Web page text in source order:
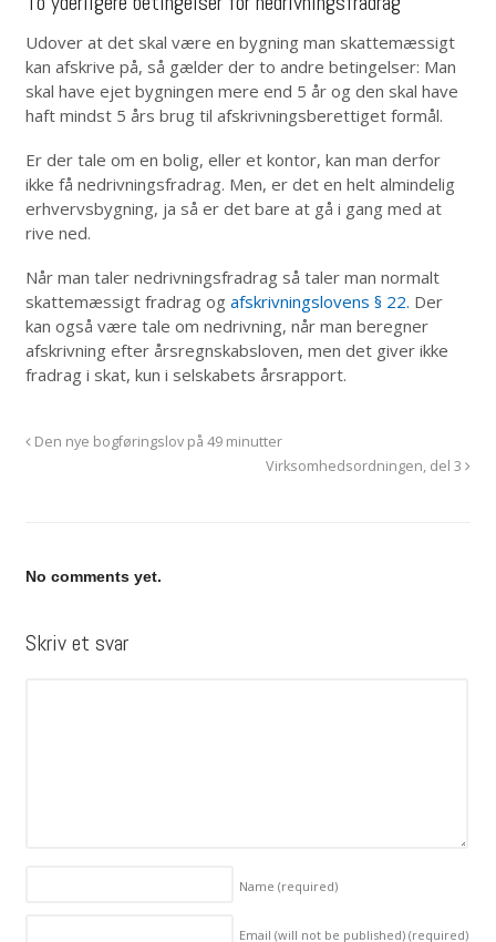
Udover at det skal være en bygning man skattemæssigt
kan afskrive på, så gælder der to andre betingelser: Man
skal have ejet bygningen mere end 5 år og den skal have
haft mindst 5 års brug til afskrivningsberettiget formål.
Er der tale om en bolig, eller et kontor, kan man derfor
ikke få nedrivningsfradrag. Men, er det en helt almindelig
erhvervsbygning, ja så er det bare at gå i gang med at
rive ned.
Når man taler nedrivningsfradrag så taler man normalt
skattemæssigt fradrag og afskrivningslovens § 22. Der
kan også være tale om nedrivning, når man beregner
afskrivning efter årsregnskabsloven, men det giver ikke
fradrag i skat, kun i selskabets årsrapport.
Den nye bogføringslov på 49 minutter
Virksomhedsordningen, del 3
No comments yet.
Skriv et svar
Name (required)
Email (will not be published) (required)